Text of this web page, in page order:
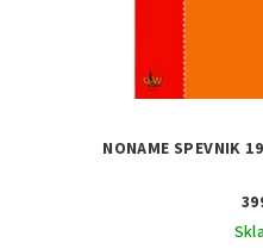
NONAME SPEVNIK